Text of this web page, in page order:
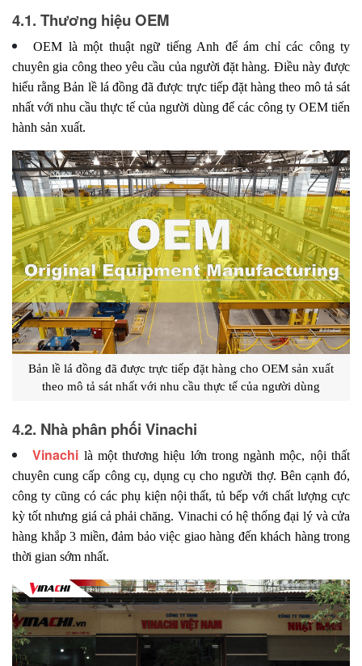
4.1. Thương hiệu OEM
OEM là một thuật ngữ tiếng Anh để ám chỉ các công ty
chuyên gia công theo yêu cầu của người đặt hàng. Điều này được
hiểu rằng Bản lề lá đồng đã được trực tiếp đặt hàng theo mô tả sát
nhất với nhu cầu thực tế của người dùng để các công ty OEM tiến
hành sản xuất.
Bản lề lá đồng đã được trực tiếp đặt hàng cho OEM sản xuất
theo mô tả sát nhất với nhu cầu thực tế của người dùng
4.2. Nhà phân phối Vinachi
Vinachi là một thương hiệu lớn trong ngành mộc, nội thất
chuyên cung cấp công cụ, dụng cụ cho người thợ. Bên cạnh đó,
công ty cũng có các phụ kiện nội thất, tủ bếp với chất lượng cực
kỳ tốt nhưng giá cả phải chăng. Vinachi có hệ thống đại lý và cửa
hàng khắp 3 miền, đảm bảo việc giao hàng đến khách hàng trong
thời gian sớm nhất.